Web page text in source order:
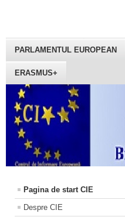
PARLAMENTUL EUROPEAN
ERASMUS+
Pagina de start CIE
Despre CIE